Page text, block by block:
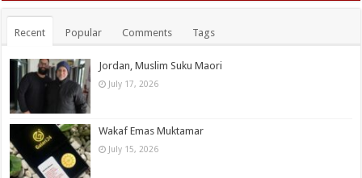
Recent Popular Comments Tags
Jordan, Muslim Suku Maori
July 17, 2026
Wakaf Emas Muktamar
July 15, 2026